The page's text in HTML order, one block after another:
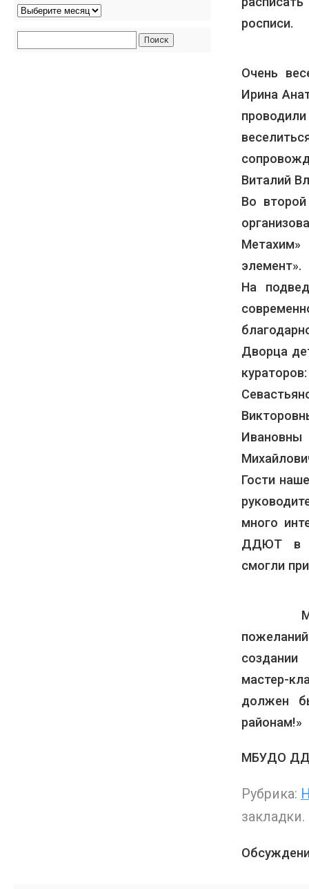
росписи.
Очень
Ирина
Виталий
Во
Метахим»
элемент».
На
Дворца
Гости
много
ДДЮТ в
смогли
мастер-
должен
районам!»
МБУДО
Рубрика:
закладки.